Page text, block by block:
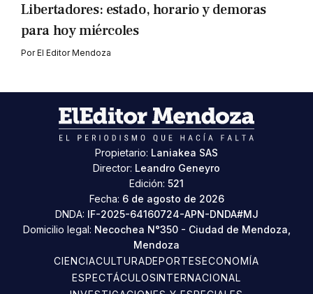
Libertadores: estado, horario y demoras
para hoy miércoles
PorEl Editor Mendoza
Propietario: Laniakea SAS
Director: Leandro Geneyro
Edición: 521
Fecha: 6 de agosto de 2026
DNDA: IF-2025-64160724-APN-DNDA#MJ
Domicilio legal: Necochea N°350 - Ciudad de Mendoza,
Mendoza
CIENCIACULTURADEPORTESECONOMÍA
ESPECTÁCULOSINTERNACIONAL